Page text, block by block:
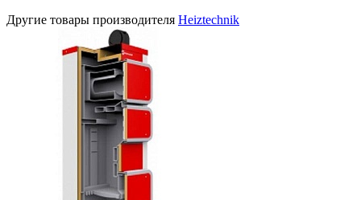
Другие товары производителя Heiztechnik